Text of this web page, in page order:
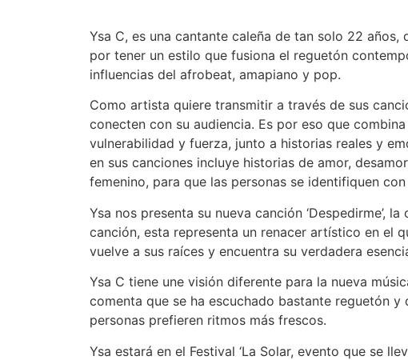
Ysa C, es una cantante caleña de tan solo 22 años,
por tener un estilo que fusiona el reguetón
influencias del afrobeat, amapiano y pop.
Como artista quiere transmitir a través de sus
conecten con su audiencia. Es por eso que combina
vulnerabilidad y fuerza, junto a historias reales y
en sus canciones incluye historias de amor,
femenino, para que las personas se identifiquen con
Ysa nos presenta su nueva canción ‘Despedirme’, la
canción, esta representa un renacer artístico en el
vuelve a sus raíces y encuentra su verdadera
Ysa C tiene une visión diferente para la nueva
comenta que se ha escuchado bastante reguetón y
personas prefieren ritmos más frescos.
Ysa estará en el Festival ‘La Solar, evento que se